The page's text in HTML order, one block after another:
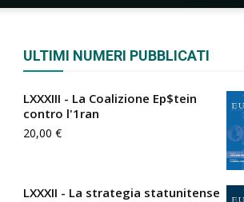
ULTIMI NUMERI PUBBLICATI
LXXXIII - La Coalizione Ep$tein
contro l'1ran
20,00 €
LXXXII - La strategia statunitense